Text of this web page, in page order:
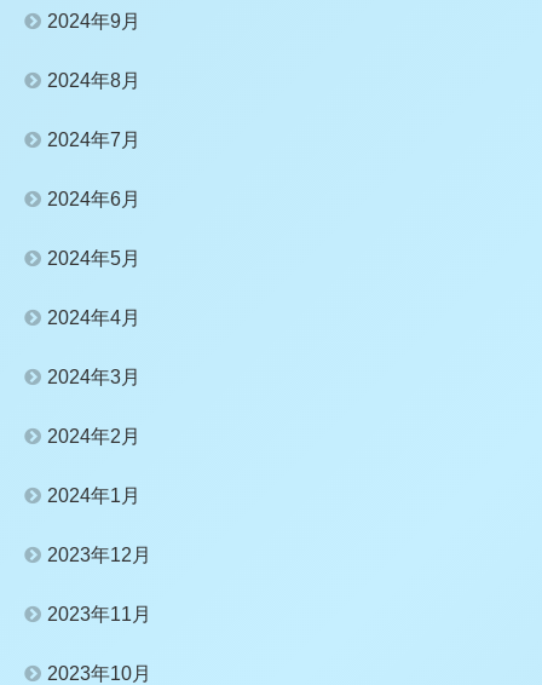
2024年9月
2024年8月
2024年7月
2024年6月
2024年5月
2024年4月
2024年3月
2024年2月
2024年1月
2023年12月
2023年11月
2023年10月